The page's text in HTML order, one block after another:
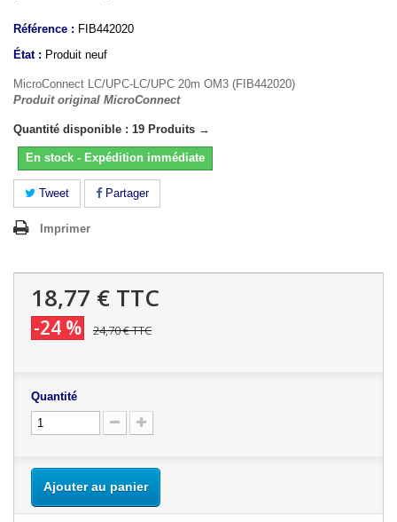
Référence : FIB442020
État : Produit neuf
MicroConnect LC/UPC-LC/UPC 20m OM3 (FIB442020)
Produit original MicroConnect
Quantité disponible : 19 Produits →
En stock - Expédition immédiate
Tweet Partager
Imprimer
18,77 € TTC
-24 % 24,70 €TTC
Quantité
Ajouter au panier